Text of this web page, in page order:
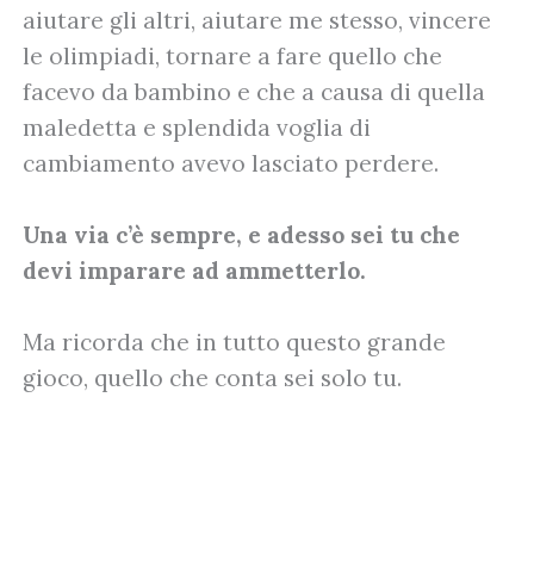
aiutare gli altri, aiutare me stesso, vincere
le olimpiadi, tornare a fare quello che
facevo da bambino e che a causa di quella
maledetta e splendida voglia di
cambiamento avevo lasciato perdere.
Una via c’è sempre, e adesso sei tu che
devi imparare ad ammetterlo.
Ma ricorda che in tutto questo grande
gioco, quello che conta sei solo tu.